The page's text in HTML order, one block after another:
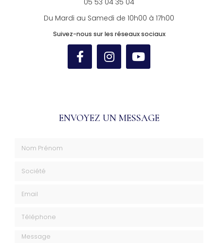
05 53 04 35 04
Du Mardi au Samedi de 10h00 à 17h00
Suivez-nous sur les réseaux sociaux
ENVOYEZ UN MESSAGE
Message